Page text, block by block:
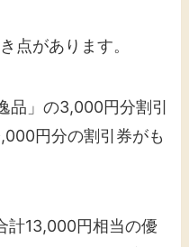
点があります。
品」の3,000円分割引
円分の割引券がも
計13,000円相当の優